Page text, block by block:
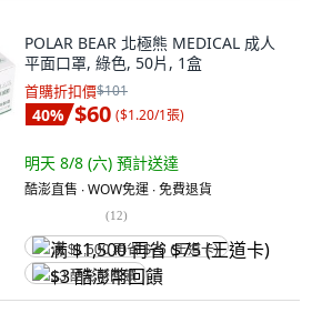
POLAR BEAR 北極熊 MEDICAL 成人
平面口罩, 綠色, 50片, 1盒
首購折扣價$101
40% $60 ($1.20/1張)
明天 8/8 (六) 預計送達
酷澎直售 ∙ WOW免運 ∙ 免費退貨
(12)
满 $1,500 再省 $75 (王道卡)
$3 酷澎幣回饋